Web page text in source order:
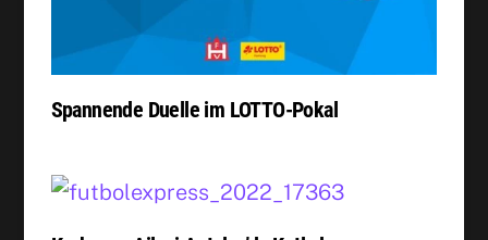
Spannende Duelle im LOTTO-Pokal